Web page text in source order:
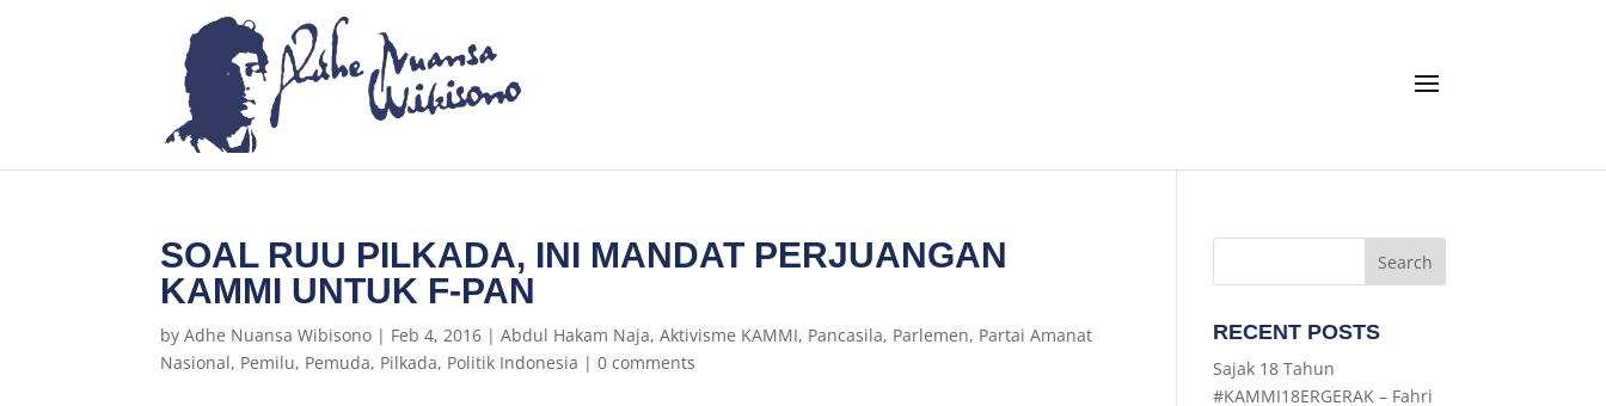
SOAL RUU PILKADA, INI MANDAT PERJUANGAN
KAMMI UNTUK F-PAN
byAdhe Nuansa Wibisono | Feb 4, 2016 |Abdul Hakam Naja,Aktivisme KAMMI, Pancasila, Parlemen, Partai Amanat
Nasional, Pemilu, Pemuda, Pilkada, Politik Indonesia |0 comments
RECENT POSTS
Sajak 18 Tahun
#KAMMI18ERGERAK – Fahri